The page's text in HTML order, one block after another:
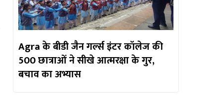
Agra के बीडी जैन गर्ल्स इंटर कॉलेज की
500 छात्राओं ने सीखे आत्मरक्षा के गुर,
बचाव का अभ्यास